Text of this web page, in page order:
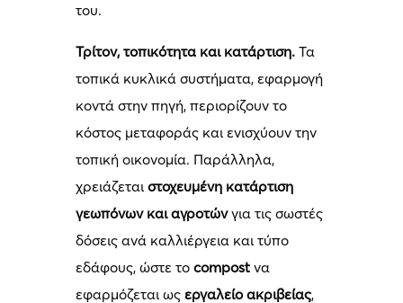
του.
Τρίτον, τοπικότητα και κατάρτιση. Τα
τοπικά κυκλικά συστήματα, εφαρμογή
κοντά στην πηγή, περιορίζουν το
κόστος μεταφοράς και ενισχύουν την
τοπική οικονομία. Παράλληλα,
χρειάζεταιστοχευμένη κατάρτιση
γεωπόνων και αγροτώνγια τις σωστές
δόσεις ανά καλλιέργεια και τύπο
εδάφους, ώστε τοcompost να
εφαρμόζεται ωςεργαλείο ακριβείας,